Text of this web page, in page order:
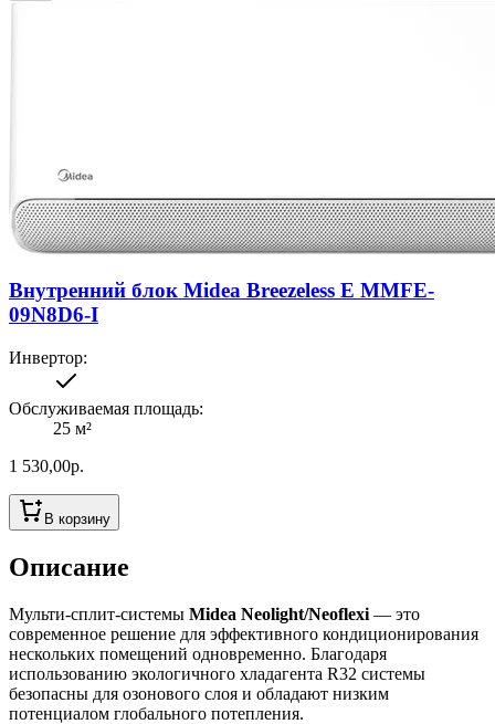
Внутренний блок Midea Breezeless E MMFE-
09N8D6-I
Инвертор:
Обслуживаемая площадь:
25 м²
1 530,00р.
В корзину
Описание
Мульти-сплит-системы Midea Neolight/Neoflexi — это
современное решение для эффективного кондиционирования
нескольких помещений одновременно. Благодаря
использованию экологичного хладагента R32 системы
безопасны для озонового слоя и обладают низким
потенциалом глобального потепления.